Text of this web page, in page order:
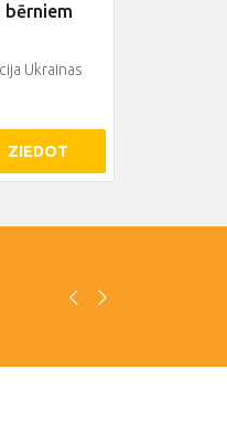
bērniem
Ukrainas
ZIEDOT